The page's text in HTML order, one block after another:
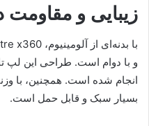
زیبایی و مقاومت
و با دوام است. طراحی این لپ
بسیار سبک و قابل حمل است.